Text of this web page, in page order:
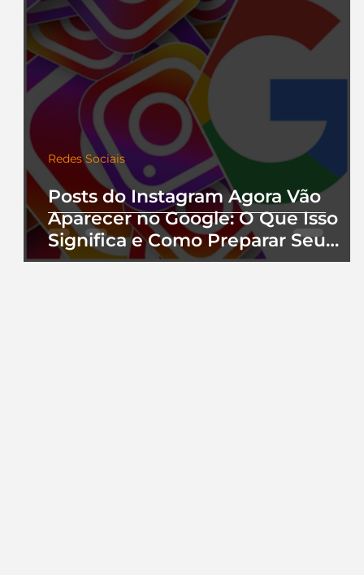
Posts do Instagram Agora Vão
Aparecer no Google: O Que Isso
Significa e Como Preparar Seu
Perfil
Redes Sociais